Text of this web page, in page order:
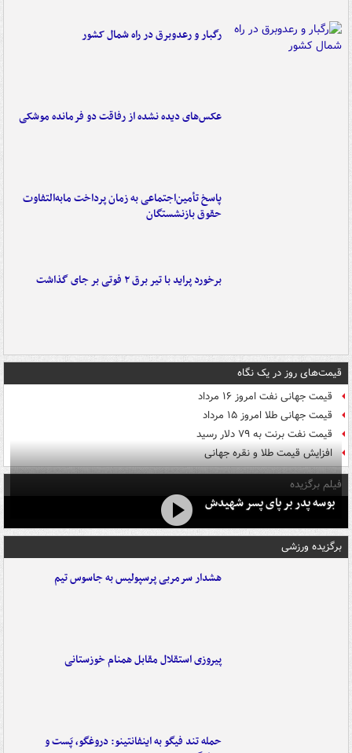
رگبار و رعدوبرق در راه شمال کشور
عکس‌های دیده نشده از رفاقت دو فرمانده‌ موشکی
پاسخ تأمین‌اجتماعی به زمان پرداخت مابه‌التفاوت
حقوق بازنشستگان
برخورد پراید با تیر برق ۲ فوتی بر جای گذاشت
قیمت‌های روز در یک نگاه
قیمت جهانی نفت امروز ۱۶ مرداد
قیمت جهانی طلا امروز ۱۵ مرداد
قیمت نفت برنت به ۷۹ دلار رسید
افزایش قیمت طلا و نقره جهانی
فیلم برگزیده
بوسه‌ پدر بر پای پسر شهیدش
برگزیده ورزشی
هشدار سرمربی پرسپولیس به جاسوس تیم
پیروزی استقلال مقابل همنام خوزستانی
حمله تند فیگو به اینفانتینو: دروغگو، پَست‌ و